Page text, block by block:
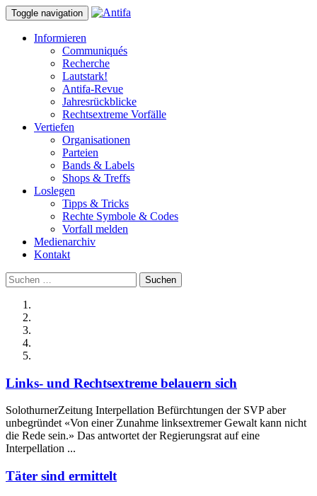
Toggle navigation
Informieren
Communiqués
Recherche
Lautstark!
Antifa-Revue
Jahresrückblicke
Rechtsextreme Vorfälle
Vertiefen
Organisationen
Parteien
Bands & Labels
Shops & Treffs
Loslegen
Tipps & Tricks
Rechte Symbole & Codes
Vorfall melden
Medienarchiv
Kontakt
Suchen
nach:
Links- und Rechtsextreme belauern sich
SolothurnerZeitung Interpellation Befürchtungen der SVP aber
unbegründet «Von einer Zunahme linksextremer Gewalt kann nicht
die Rede sein.» Das antwortet der Regierungsrat auf eine
Interpellation ...
Täter sind ermittelt